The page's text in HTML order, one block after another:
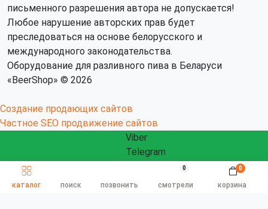
каталог поиск смотрели
0
позвонить корзина
0
Быстрый заказ
письменного разрешения автора не допускается!
Любое нарушение авторских прав будет
преследоваться на основе белорусского и
международного законодательства.
Оборудование для разливного пива в Беларуси
«BeerShop» © 2026
Создание продающих сайтов
Частное SEO продвижение сайтов
Viber
Telegram
info@beershop.by